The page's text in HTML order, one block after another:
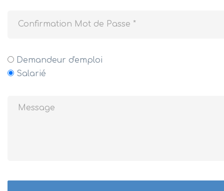
Demandeur d'emploi
Salarié